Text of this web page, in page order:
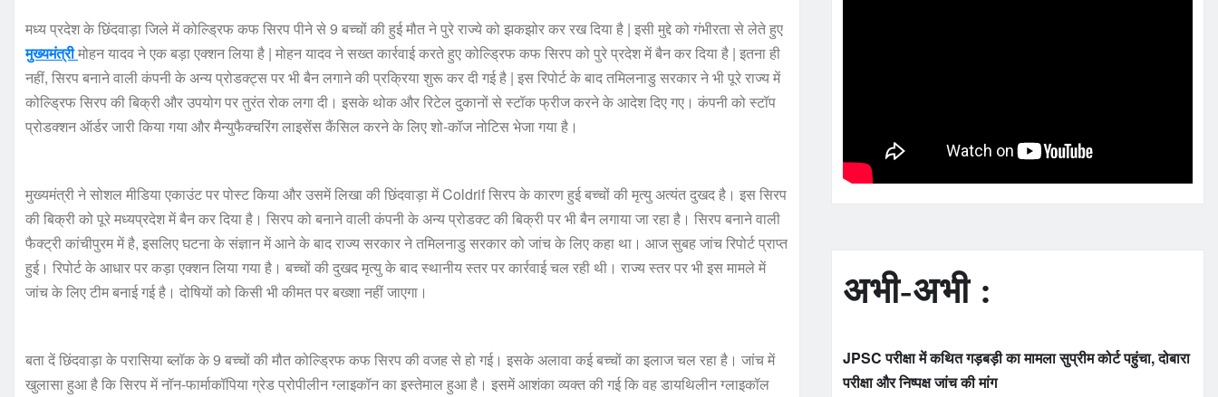
मध्य प्रदेश के छिंदवाड़ा जिले में कोल्ड्रिफ कफ सिरप पीने से 9 बच्चों की हुई मौत ने पुरे राज्ये को झकझोर कर रख दिया है | इसी मुद्दे को गंभीरता से लेते हुए
मुख्यमंत्रीमोहन यादव ने एक बड़ा एक्शन लिया है | मोहन यादव ने सख्त कार्रवाई करते हुए कोल्ड्रिफ कफ सिरप को पुरे प्रदेश में बैन कर दिया है | इतना ही
नहीं, सिरप बनाने वाली कंपनी के अन्य प्रोडक्ट्स पर भी बैन लगाने की प्रक्रिया शुरू कर दी गई है | इस रिपोर्ट के बाद तमिलनाडु सरकार ने भी पूरे राज्य में
कोल्ड्रिफ सिरप की बिक्री और उपयोग पर तुरंत रोक लगा दी। इसके थोक और रिटेल दुकानों से स्टॉक फ्रीज करने के आदेश दिए गए। कंपनी को स्टॉप
प्रोडक्शन ऑर्डर जारी किया गया और मैन्युफैक्चरिंग लाइसेंस कैंसिल करने के लिए शो-कॉज नोटिस भेजा गया है।
मुख्यमंत्री ने सोशल मीडिया एकाउंट पर पोस्ट किया और उसमें लिखा की छिंदवाड़ा में Coldrif सिरप के कारण हुई बच्चों की मृत्यु अत्यंत दुखद है। इस सिरप
की बिक्री को पूरे मध्यप्रदेश में बैन कर दिया है। सिरप को बनाने वाली कंपनी के अन्य प्रोडक्ट की बिक्री पर भी बैन लगाया जा रहा है। सिरप बनाने वाली
फैक्ट्री कांचीपुरम में है, इसलिए घटना के संज्ञान में आने के बाद राज्य सरकार ने तमिलनाडु सरकार को जांच के लिए कहा था। आज सुबह जांच रिपोर्ट प्राप्त
हुई। रिपोर्ट के आधार पर कड़ा एक्शन लिया गया है। बच्चों की दुखद मृत्यु के बाद स्थानीय स्तर पर कार्रवाई चल रही थी। राज्य स्तर पर भी इस मामले में
जांच के लिए टीम बनाई गई है। दोषियों को किसी भी कीमत पर बख्शा नहीं जाएगा।
बता दें छिंदवाड़ा के परासिया ब्लॉक के 9 बच्चों की मौत कोल्ड्रिफ कफ सिरप की वजह से हो गई। इसके अलावा कई बच्चों का इलाज चल रहा है। जांच में
खुलासा हुआ है कि सिरप में नॉन-फार्माकॉपिया ग्रेड प्रोपीलीन ग्लाइकॉन का इस्तेमाल हुआ है। इसमें आशंका व्यक्त की गई कि वह डायथिलीन ग्लाइकॉल
अभी-अभी :
JPSC परीक्षा में कथित गड़बड़ी का मामला सुप्रीम कोर्ट पहुंचा, दोबारा
परीक्षा और निष्पक्ष जांच की मांग